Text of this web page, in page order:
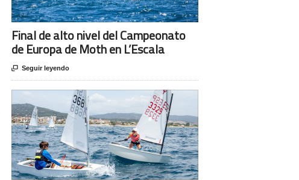
Final de alto nivel del Campeonato
de Europa de Moth en L’Escala
 Seguir leyendo